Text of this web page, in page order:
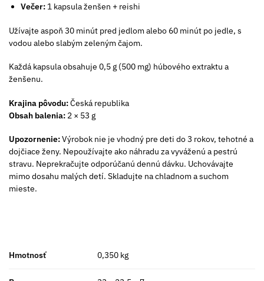
Večer: 1 kapsula ženšen + reishi
Užívajte aspoň 30 minút pred jedlom alebo 60 minút po jedle, s
vodou alebo slabým zeleným čajom.
Každá kapsula obsahuje 0,5 g (500 mg) húbového extraktu a
ženšenu.
Krajina pôvodu:Česká republika
Obsah balenia: 2 × 53 g
Upozornenie:Výrobok nie je vhodný pre deti do 3 rokov, tehotné a
dojčiace ženy. Nepoužívajte ako náhradu za vyváženú a pestrú
stravu. Neprekračujte odporúčanú dennú dávku. Uchovávajte
mimo dosahu malých detí. Skladujte na chladnom a suchom
mieste.
Hmotnosť 0,350 kg